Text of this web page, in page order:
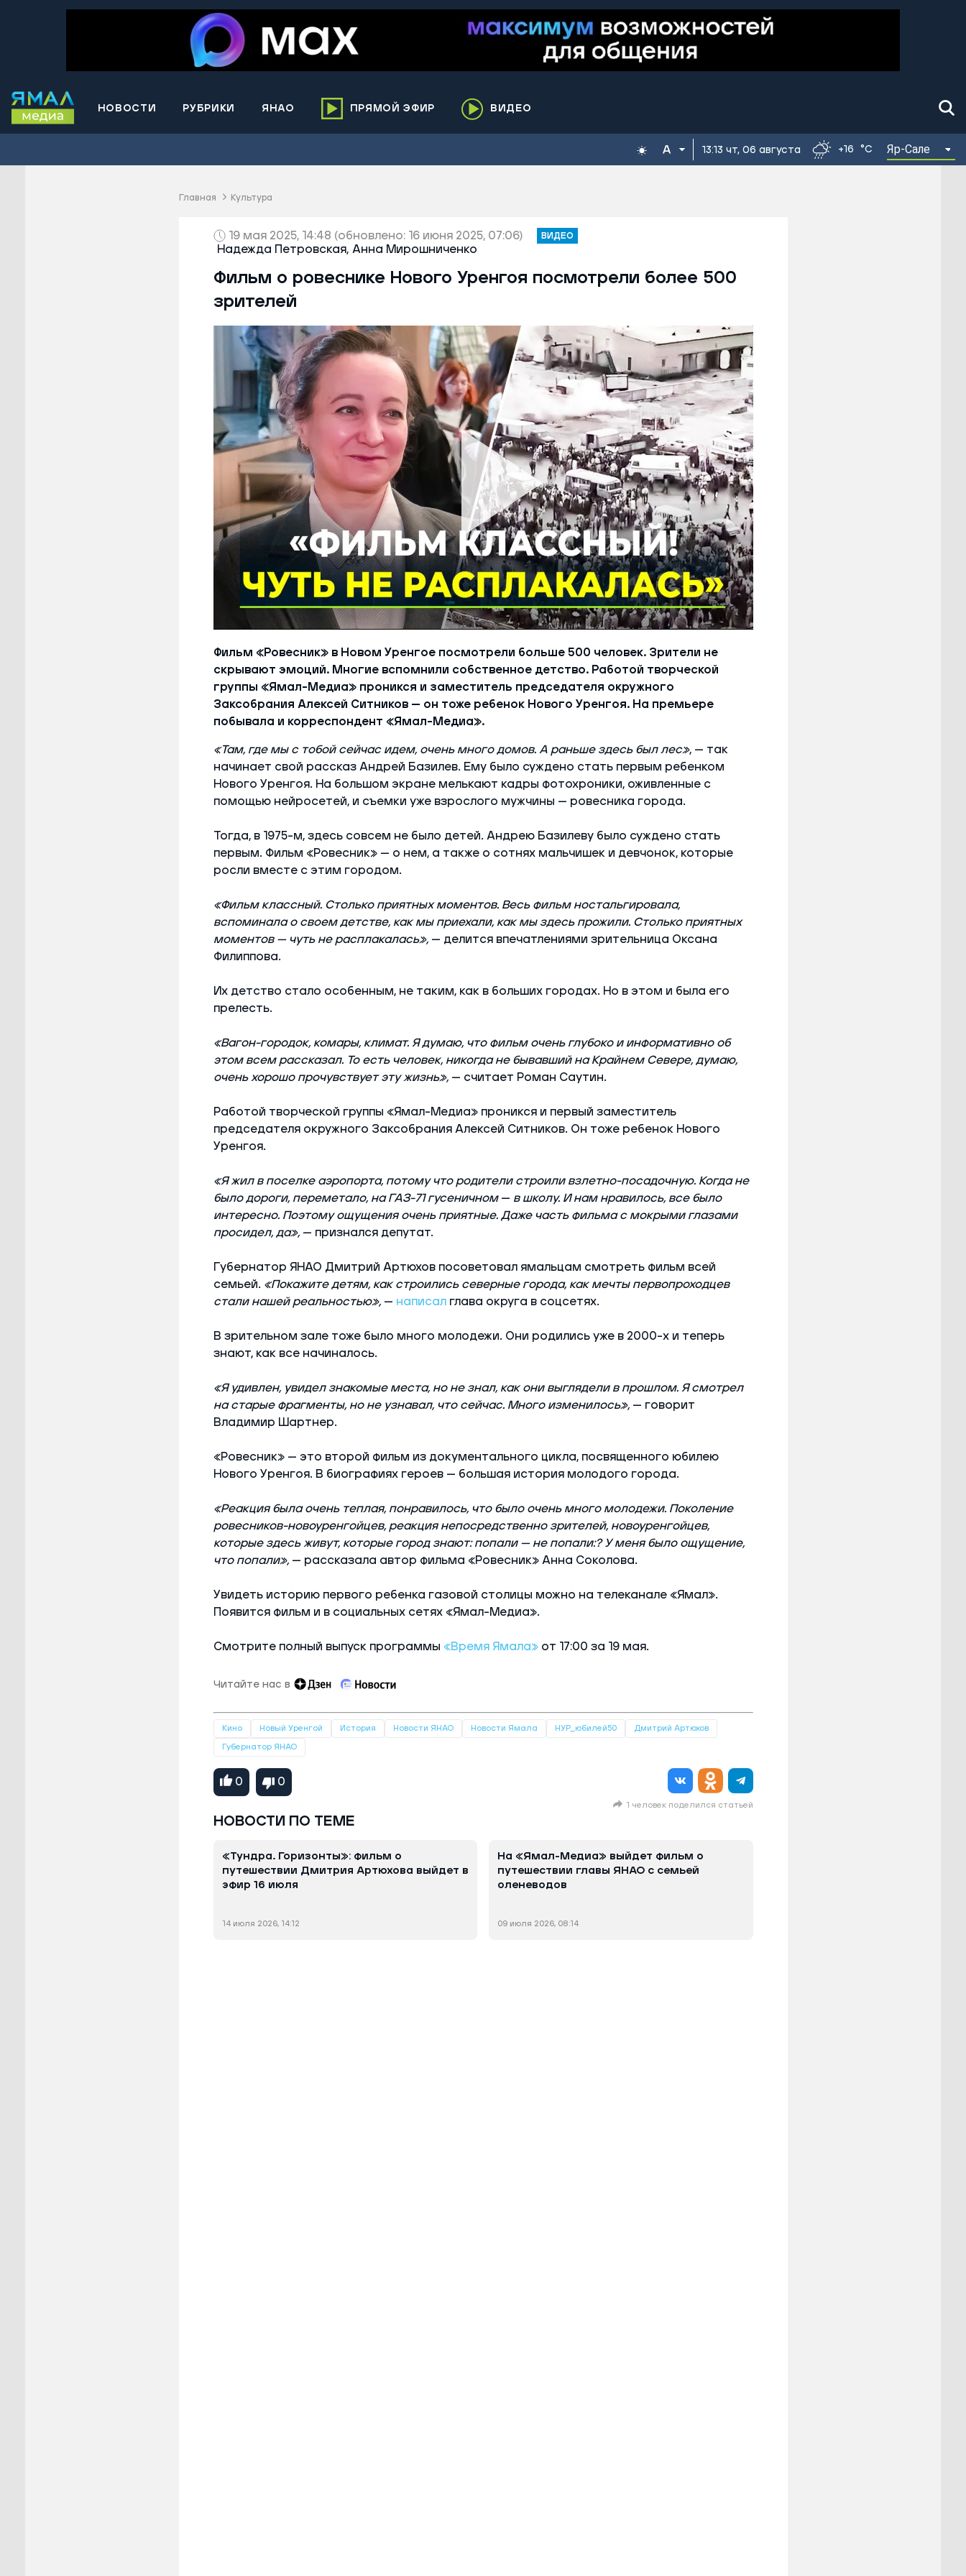
НОВОСТИ РУБРИКИ ЯНАО
район
Муравленко
Новый Уренгой
Надымский район
Ноябрьск
Пуровский район
Салехард
Тарко-Сале
Тазовский район
Шурышкарский район
Ямальский район
ПРЯМОЙ ЭФИР ВИДЕО
13:13 чт, 06 августа +16 °C Яр-Сале
Главная Культура
19 мая 2025, 14:48 (обновлено: 16 июня 2025, 07:06) ВИДЕО
Надежда Петровская, Анна Мирошниченко
Фильм о ровеснике Нового Уренгоя посмотрели более 500
зрителей
Фильм «Ровесник» в Новом Уренгое посмотрели больше 500 человек. Зрители не
скрывают эмоций. Многие вспомнили собственное детство. Работой творческой
группы «Ямал-Медиа» проникся и заместитель председателя окружного
Заксобрания Алексей Ситников — он тоже ребенок Нового Уренгоя. На премьере
побывала и корреспондент «Ямал-Медиа».
«Там, где мы с тобой сейчас идем, очень много домов. А раньше здесь был лес», — так
начинает свой рассказ Андрей Базилев. Ему было суждено стать первым ребенком
Нового Уренгоя. На большом экране мелькают кадры фотохроники, оживленные с
помощью нейросетей, и съемки уже взрослого мужчины — ровесника города.
Тогда, в 1975-м, здесь совсем не было детей. Андрею Базилеву было суждено стать
первым. Фильм «Ровесник» — о нем, а также о сотнях мальчишек и девчонок, которые
росли вместе с этим городом.
«Фильм классный. Столько приятных моментов. Весь фильм ностальгировала,
вспоминала о своем детстве, как мы приехали, как мы здесь прожили. Столько приятных
моментов — чуть не расплакалась», — делится впечатлениями зрительница Оксана
Филиппова.
Их детство стало особенным, не таким, как в больших городах. Но в этом и была его
прелесть.
«Вагон-городок, комары, климат. Я думаю, что фильм очень глубоко и информативно об
этом всем рассказал. То есть человек, никогда не бывавший на Крайнем Севере, думаю,
очень хорошо прочувствует эту жизнь»,— считает Роман Саутин.
Работой творческой группы «Ямал-Медиа» проникся и первый заместитель
председателя окружного Заксобрания Алексей Ситников. Он тоже ребенок Нового
Уренгоя.
«Я жил в поселке аэропорта, потому что родители строили взлетно-посадочную. Когда не
было дороги, переметало, на ГАЗ-71 гусеничном— в школу. И нам нравилось, все было
интересно. Поэтому ощущения очень приятные. Даже часть фильма с мокрыми глазами
просидел, да», — признался депутат.
Губернатор ЯНАО Дмитрий Артюхов посоветовал ямальцам смотреть фильм всей
семьей. «Покажите детям, как строились северные города, как мечты первопроходцев
стали нашей реальностью»,— написал глава округа в соцсетях.
В зрительном зале тоже было много молодежи. Они родились уже в 2000-х и теперь
знают, как все начиналось.
«Я удивлен, увидел знакомые места, но не знал, как они выглядели в прошлом. Я смотрел
на старые фрагменты, но не узнавал, что сейчас. Много изменилось», — говорит
Владимир Шартнер.
«Ровесник» — это второй фильм из документального цикла, посвященного юбилею
Нового Уренгоя. В биографиях героев — большая история молодого города.
«Реакция была очень теплая, понравилось, что было очень много молодежи. Поколение
ровесников-новоуренгойцев, реакция непосредственно зрителей, новоуренгойцев,
которые здесь живут, которые город знают: попали — не попали:? У меня было ощущение,
что попали», — рассказала автор фильма «Ровесник» Анна Соколова.
Увидеть историю первого ребенка газовой столицы можно на телеканале «Ямал».
Появится фильм и в социальных сетях «Ямал-Медиа».
Смотрите полный выпуск программы «Время Ямала»от 17:00 за 19 мая.
Читайте нас в
Кино Новый Уренгой История Новости ЯНАО Новости Ямала НУР_юбилей50 Дмитрий Артюхов
Губернатор ЯНАО
0 0
1 человек поделился статьей
НОВОСТИ ПО ТЕМЕ
«Тундра. Горизонты»: фильм о
путешествии Дмитрия Артюхова выйдет в
эфир 16 июля
14 июля 2026, 14:12
На «Ямал-Медиа» выйдет фильм о
путешествии главы ЯНАО с семьей
оленеводов
09 июля 2026, 08:14